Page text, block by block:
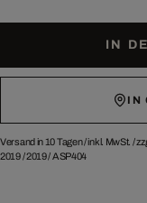
IN
IN
Versand in 10 Tagen /inkl. MwSt. /
2019/2019/ASP404